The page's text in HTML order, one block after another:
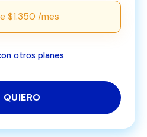
$1.350 /mes
otros planes
QUIERO